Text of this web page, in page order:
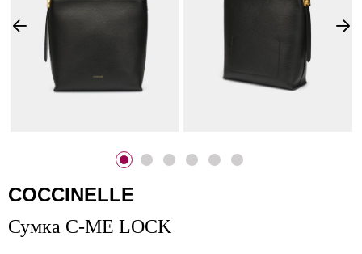
COCCINELLE
Сумка C-ME LOCK